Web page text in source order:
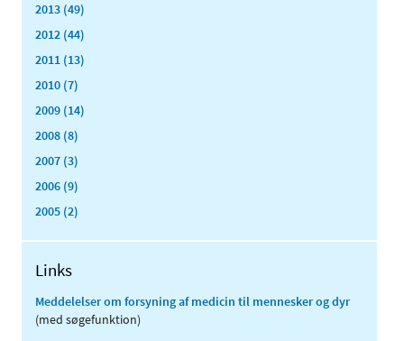
2013 (49)
2012 (44)
2011 (13)
2010 (7)
2009 (14)
2008 (8)
2007 (3)
2006 (9)
2005 (2)
Links
Meddelelser om forsyning af medicin til mennesker og dyr
(med søgefunktion)